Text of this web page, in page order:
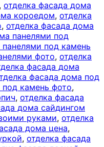
, отделка фасада дома
короедом, отделка
, отделка фасада дома
панелями под
под камень
фото, отделка
фасада дома
фасада дома под
камень фото,
, отделка фасада
дома сайдингом
руками, отделка
дома цена,
, отделка фасада